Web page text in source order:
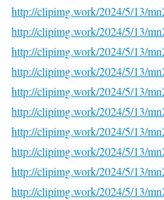
http://clipimg.work/2024/5/13/
http://clipimg.work/2024/5/13/
http://clipimg.work/2024/5/13/
http://clipimg.work/2024/5/13/
http://clipimg.work/2024/5/13/
http://clipimg.work/2024/5/13/
http://clipimg.work/2024/5/13/
http://clipimg.work/2024/5/13/
http://clipimg.work/2024/5/13/
http://clipimg.work/2024/5/13/